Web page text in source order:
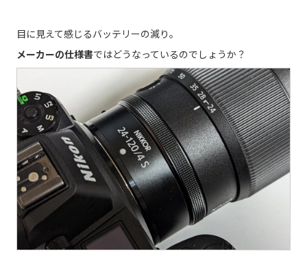
目に見えて感じるバッテリーの減り。
メーカーの仕様書ではどうなっているのでしょうか？